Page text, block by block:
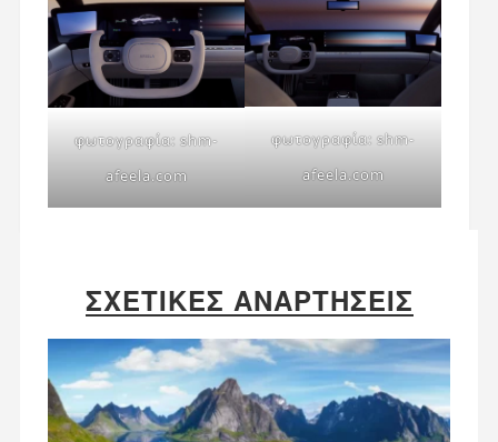
φωτογραφία: shm-
afeela.com
φωτογραφία: shm-
afeela.com
ΣΧΕΤΙΚΈΣ ΑΝΑΡΤΉΣΕΙΣ